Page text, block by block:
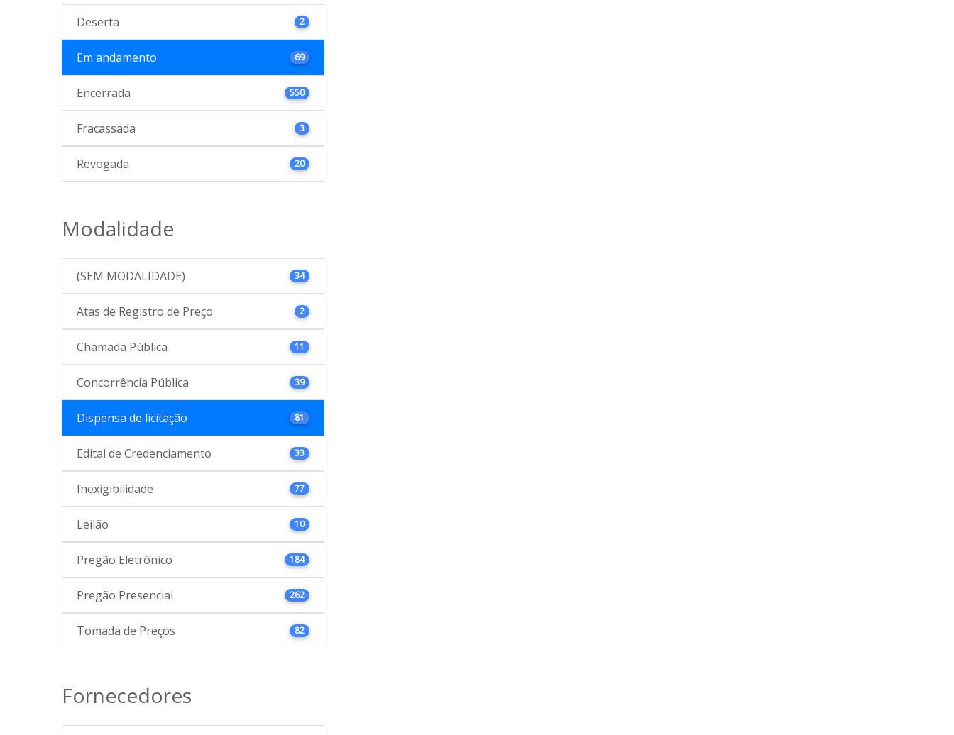
Deserta 2
Em andamento 69
Encerrada 550
Fracassada 3
Revogada 20
Modalidade
(SEM MODALIDADE) 34
Atas de Registro de Preço 2
Chamada Pública 11
Concorrência Pública 39
Dispensa de licitação 81
Edital de Credenciamento 33
Inexigibilidade 77
Leilão 10
Pregão Eletrônico 184
Pregão Presencial 262
Tomada de Preços 82
Fornecedores